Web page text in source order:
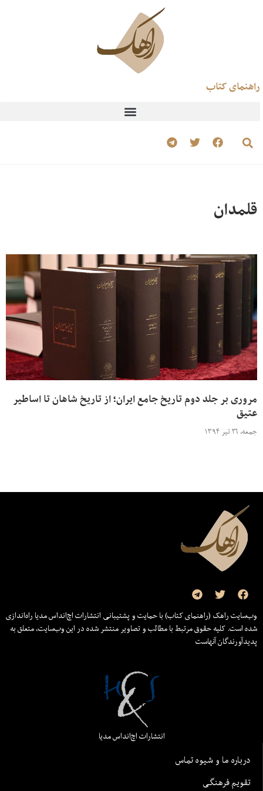
راهنمای کتاب
قلمدان
مروری بر جلد دوم تاریخ جامع ایران؛ از تاریخ شاهان تا اساطیر
عتیق
جمعه، ۲۶ تیر ۱۳۹۴
وب‌سایت راهک (راهنمای کتاب) با حمایت و پشتیبانی انتشارات اچ‌اند‌اس مدیا راه‌اندازی
شده است. کلیه حقوق مرتبط با مطالب و تصاویر منتشر شده در این وب‌سایت، متعلق به
پدیدآورندگان آنهاست
انتشارات اچ‌اند‌اس مدیا
درباره ما و شیوه تماس
تقویم فرهنگی